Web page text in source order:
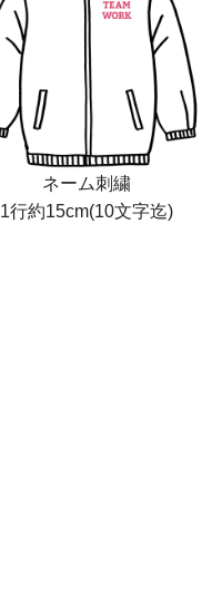
ネーム刺繍
1行約15cm(10文字迄)